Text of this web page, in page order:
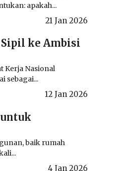
apakah...
21 Jan 2026
Sipil ke Ambisi
Kerja Nasional
sebagai...
12 Jan 2026
untuk
baik rumah
4 Jan 2026